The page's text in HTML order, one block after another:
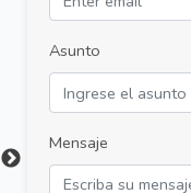
Asunto
Mensaje